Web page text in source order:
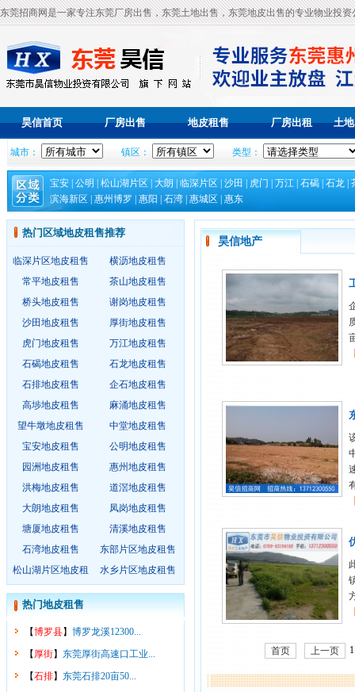
东莞招商网是一家专注东莞厂房出售，东莞土地出售，东莞地皮出售的专业物业投资
昊信首页 厂房出售 地皮租售 厂房出租 土
城市： 镇区： 类型：
宝安 公明 松山湖片区 大朗 临深片区 沙田 虎门 万江 石碣 石龙
滨海新区 惠州博罗 惠阳 石湾 惠城区 惠东
热门区域地皮租售推荐
临深片区地皮租售
横沥地皮租售
常平地皮租售
茶山地皮租售
桥头地皮租售
谢岗地皮租售
沙田地皮租售
厚街地皮租售
虎门地皮租售
万江地皮租售
石碣地皮租售
石龙地皮租售
石排地皮租售
企石地皮租售
高埗地皮租售
麻涌地皮租售
望牛墩地皮租售
中堂地皮租售
宝安地皮租售
公明地皮租售
园洲地皮租售
惠州地皮租售
洪梅地皮租售
道滘地皮租售
大朗地皮租售
凤岗地皮租售
塘厦地皮租售
清溪地皮租售
石湾地皮租售
东部片区地皮租售
松山湖片区地皮租
售
水乡片区地皮租售
热门地皮租售
【博罗县】 博罗龙溪12300...
【 厚街】 东莞厚街高速口工业...
【石排】 东莞石排20亩50...
昊信地产
首页 上一页 1